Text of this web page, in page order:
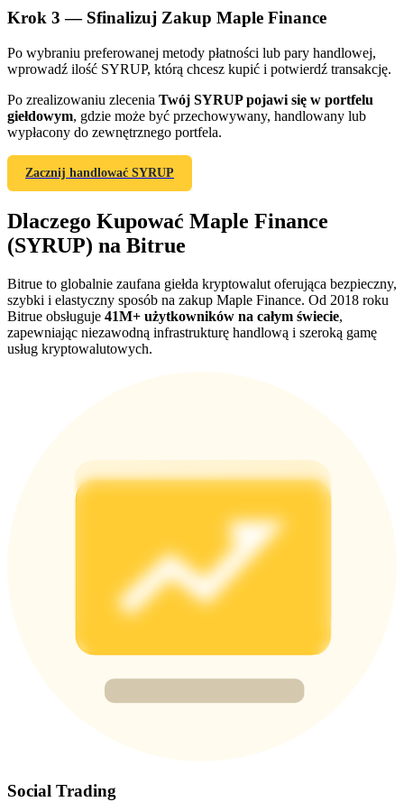
BTC Welcome Rewards
BTC Welcome Rewards
Deposit CASHCAT & Win
Register & Trade to Win 500,000 USDT
Precious Metals Trading Carnival
Trade Gold & Silver · 33,333 USDT Bonus
USDT Flexible Staking | Daily Rewards
Krok 3 — Sfinalizuj Zakup Maple Finance
Po wybraniu preferowanej metody płatności lub pary handlowej,
wprowadź ilość SYRUP, którą chcesz kupić i potwierdź transakcję.
Po zrealizowaniu zlecenia Twój SYRUP pojawi się w portfelu
giełdowym, gdzie może być przechowywany, handlowany lub
wypłacony do zewnętrznego portfela.
Zacznij handlować SYRUP
Dlaczego Kupować Maple Finance
(SYRUP) na Bitrue
Bitrue to globalnie zaufana giełda kryptowalut oferująca bezpieczny,
szybki i elastyczny sposób na zakup Maple Finance. Od 2018 roku
Bitrue obsługuje 41M+ użytkowników na całym świecie,
zapewniając niezawodną infrastrukturę handlową i szeroką gamę
usług kryptowalutowych.
Social Trading